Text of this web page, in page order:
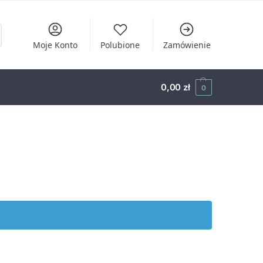
Moje Konto Polubione Zamówienie
0,00 zł 0